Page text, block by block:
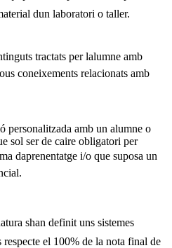
dun laboratori o taller.
tractats per lalumne amb
coneixements relacionats amb
personalitzada amb un alumne o
sol ser de caire obligatori per
daprenentatge i/o que suposa un
shan definit uns sistemes
respecte el 100% de la nota final de